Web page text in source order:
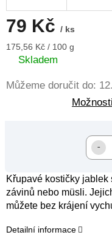
79 Kč / ks
Měrná
cena:
175,56 Kč / 100 g
Skladem
Můžeme doručit do:
Křupavé kostičky
závinů nebo müsli.
můžete bez krájení
Detailní informace